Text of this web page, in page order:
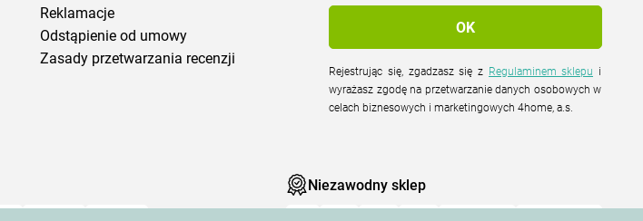
Reklamacje
Odstąpienie od umowy
Zasady przetwarzania recenzji
Rejestrując się, zgadzasz się z Regulaminem sklepu
wyrażasz zgodę na przetwarzanie danych osobowych w
celach biznesowych i marketingowych 4home, a.s.
Niezawodny sklep